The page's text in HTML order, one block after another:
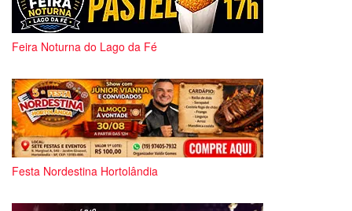
Feira Noturna do Lago da Fé
Festa Nordestina Hortolândia